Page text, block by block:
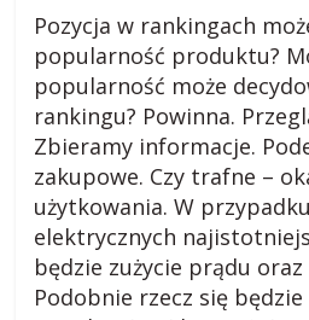
s
k
Pozycja w rankingach
popularność produktu?
popularność może
rankingu? Powinna.
Zbieramy informacje.
zakupowe. Czy trafne –
użytkowania. W
elektrycznych
będzie zużycie prądu
Podobnie rzecz się będzie